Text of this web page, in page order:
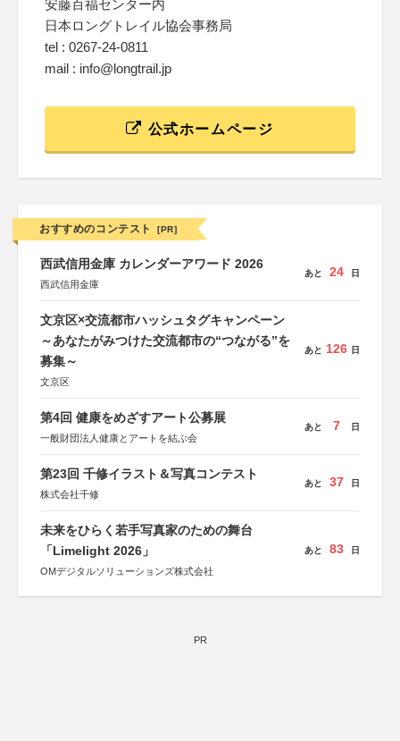
安藤百福センター内
日本ロングトレイル協会事務局
tel : 0267-24-0811
mail : info@longtrail.jp
公式ホームページ
おすすめのコンテスト [PR]
西武信用金庫 カレンダーアワード 2026
西武信用金庫
あと 24 日
文京区×交流都市ハッシュタグキャンペーン
～あなたがみつけた交流都市の“つながる”を
募集～
文京区
あと 126 日
第4回 健康をめざすアート公募展
一般財団法人健康とアートを結ぶ会
あと 7 日
第23回 千修イラスト＆写真コンテスト
株式会社千修
あと 37 日
未来をひらく若手写真家のための舞台
「Limelight 2026」
OMデジタルソリューションズ株式会社
あと 83 日
PR